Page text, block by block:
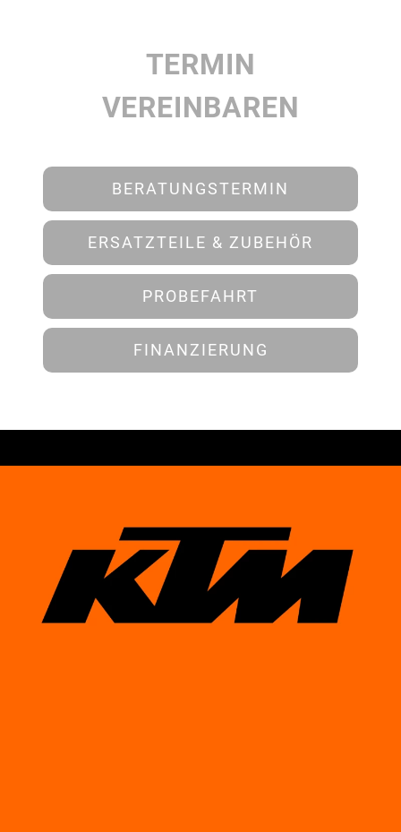
TERMIN
VEREINBAREN
BERATUNGSTERMIN
ERSATZTEILE & ZUBEHÖR
PROBEFAHRT
FINANZIERUNG